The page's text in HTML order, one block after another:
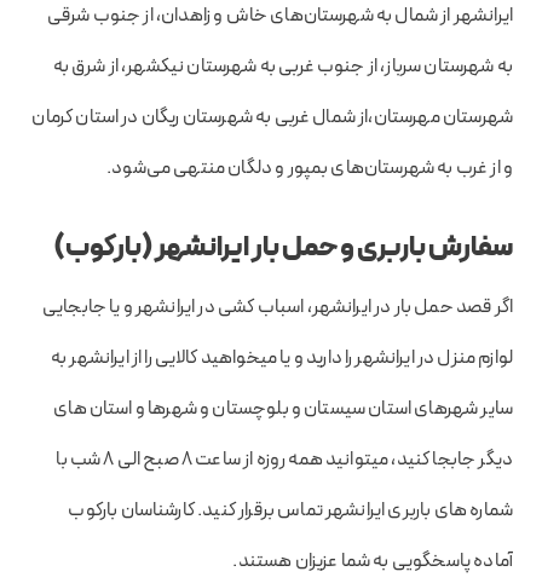
ایرانشهر از شمال به شهرستان‌های خاش و زاهدان، از جنوب شرقی
به شهرستان سرباز، از جنوب غربی به شهرستان نیکشهر، از شرق به
شهرستان مهرستان،از شمال غربی به شهرستان ریگان در استان کرمان
و از غرب به شهرستان‌های بمپور و دلگان منتهی می‌شود.
سفارش باربری و حمل بار ایرانشهر (بارکوب)
اگر قصد حمل بار در ایرانشهر، اسباب کشی در ایرانشهر و یا جابجایی
لوازم منزل در ایرانشهر را دارید و یا میخواهید کالایی را از ایرانشهر به
سایر شهرهای استان سیستان و بلوچستان و شهرها و استان های
دیگر جابجا کنید، میتوانید همه روزه از ساعت 8 صبح الی 8 شب با
شماره های باربری ایرانشهر تماس برقرار کنید. کارشناسان بارکوب
آماده پاسخگویی به شما عزیزان هستند.